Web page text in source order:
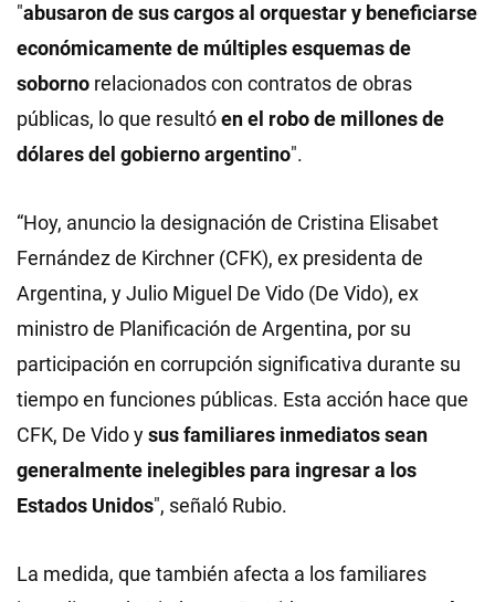
"abusaron de sus cargos al orquestar y beneficiarse
económicamente de múltiples esquemas de
soborno relacionados con contratos de obras
públicas, lo que resultóen el robo de millones de
dólares del gobierno argentino".
“Hoy, anuncio la designación de Cristina Elisabet
Fernández de Kirchner (CFK), ex presidenta de
Argentina, y Julio Miguel De Vido (De Vido), ex
ministro de Planificación de Argentina, por su
participación en corrupción significativa durante su
tiempo en funciones públicas. Esta acción hace que
CFK, De Vido ysusfamiliares inmediatos sean
generalmente inelegibles para ingresar a los
Estados Unidos", señaló Rubio.
La medida, que también afecta a los familiares